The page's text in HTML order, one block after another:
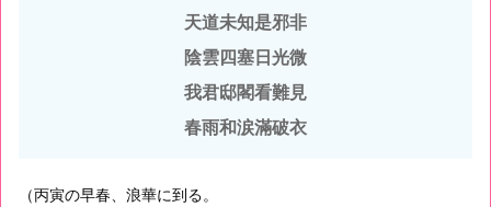
天道未知是邪非
陰雲四塞日光微
我君邸閣看難見
春雨和涙滿破衣
（丙寅の早春、浪華に到る。